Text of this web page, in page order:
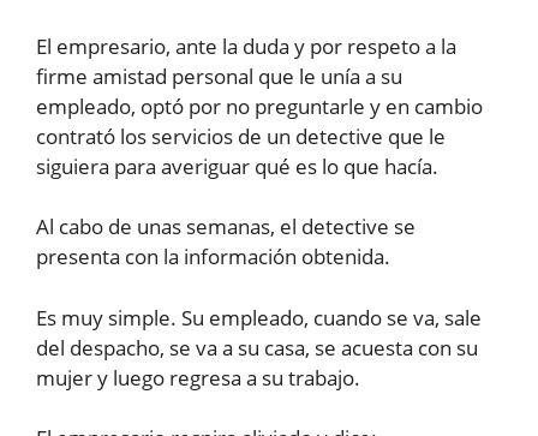
El empresario, ante la duda y por respeto a la
firme amistad personal que le unía a su
empleado, optó por no preguntarle y en cambio
contrató los servicios de un detective que le
siguiera para averiguar qué es lo que hacía.
Al cabo de unas semanas, el detective se
presenta con la información obtenida.
Es muy simple. Su empleado, cuando se va, sale
del despacho, se va a su casa, se acuesta con su
mujer y luego regresa a su trabajo.